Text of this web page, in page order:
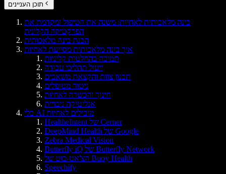
תוכן העניינים
בינה מלאכותית לאחיות: משנה את הטיפול ומקדמת את
הפרקטיקה הקלינית
הבנת בינה מלאכותית
איך בינה מלאכותית מסייעת לאחיות
תמיכה בהחלטות קליניות
ייעול תהליכי עבודה
תכנון צוות והקצאת משאבים
ניטור מטופלים
חינוך והכשרה לאחיות
אנליטיקה ניבויית
כלי AI מובילים לאחיות
HealtheIntent של Cerner
DeepMind Health של Google
Zebra Medical Vision
Butterfly iQ של Butterfly Network
הצ'אט-בוט של Buoy Health
Speechify